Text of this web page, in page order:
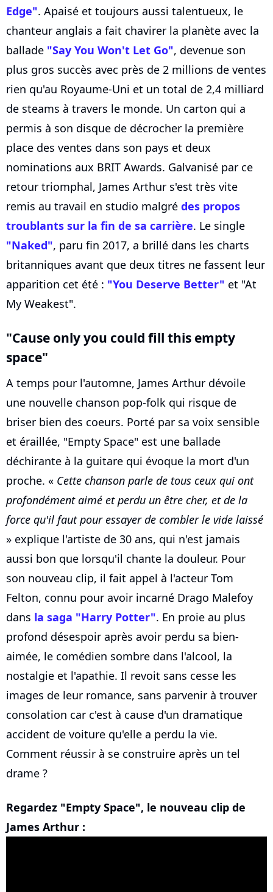
Edge". Apaisé et toujours aussi talentueux, le
chanteur anglais a fait chavirer la planète avec la
ballade "Say You Won't Let Go", devenue son
plus gros succès avec près de 2 millions de ventes
rien qu'au Royaume-Uni et un total de 2,4 milliard
de steams à travers le monde. Un carton qui a
permis à son disque de décrocher la première
place des ventes dans son pays et deux
nominations aux BRIT Awards. Galvanisé par ce
retour triomphal, James Arthur s'est très vite
remis au travail en studio malgré des propos
troublants sur la fin de sa carrière. Le single
"Naked", paru fin 2017, a brillé dans les charts
britanniques avant que deux titres ne fassent leur
apparition cet été : "You Deserve Better" et "At
My Weakest".
"Cause only you could fill this empty
space"
A temps pour l'automne, James Arthur dévoile
une nouvelle chanson pop-folk qui risque de
briser bien des coeurs. Porté par sa voix sensible
et éraillée, "Empty Space" est une ballade
déchirante à la guitare qui évoque la mort d'un
proche. « Cette chanson parle de tous ceux qui ont
profondément aimé et perdu un être cher, et de la
force qu'il faut pour essayer de combler le vide laissé
» explique l'artiste de 30 ans, qui n'est jamais
aussi bon que lorsqu'il chante la douleur. Pour
son nouveau clip, il fait appel à l'acteur Tom
Felton, connu pour avoir incarné Drago Malefoy
dans la saga "Harry Potter". En proie au plus
profond désespoir après avoir perdu sa bien-
aimée, le comédien sombre dans l'alcool, la
nostalgie et l'apathie. Il revoit sans cesse les
images de leur romance, sans parvenir à trouver
consolation car c'est à cause d'un dramatique
accident de voiture qu'elle a perdu la vie.
Comment réussir à se construire après un tel
drame ?
Regardez "Empty Space", le nouveau clip de
James Arthur :